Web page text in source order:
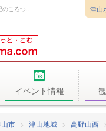
高野山西の丘に、正仙塚古墳があります。五世紀のころつくられたと、研究者永山卯... 津山
イベント情報
市 津山地域 高野山西